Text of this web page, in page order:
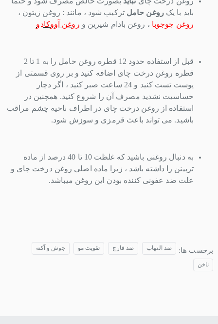
باید با یکروغن حاملترکیب شود ، مانند : روغن زیتون ،
روغن جوجوبا ، روغن بادام شیرین و روغن آووکادو
قبل از استفاده حدود 12 قطره روغن حامل را به 1 تا 2
قطره روغن درخت چای اضافه کنید و بر روی قسمتی از
پوست تست کنید و 24 ساعت صبر کنید ، اگر دچار
حساسیت نشدید مصرف آن را شروع کنید. همچنین در
استفاده از روغن درخت چای در اطراف ناحیه چشم مراقب
باشید. می تواند باعث قرمزی و سوزش شود.
به دنبال روغنی باشید که غلظت 10 تا 40 درصد از ماده
ترپینن را داشته باشد ، زیرا ماده اصلی روغن درخت چای و
علت ضد عفونی کننده بودن این روغن میباشد.
برچسب ها: ضد التهاب ضد قارچ تقویت مو جوش و آکنه
ناخن